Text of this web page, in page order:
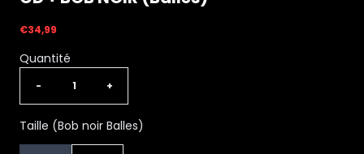
€34,99
Quantité
- +
Taille (Bob noir Balles)